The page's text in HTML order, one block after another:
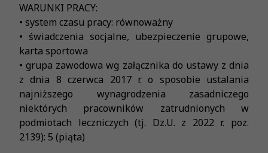
WARUNKI PRACY:
• system czasu pracy: równoważny
• świadczenia socjalne, ubezpieczenie grupowe,
karta sportowa
• grupa zawodowa wg załącznika do ustawy z dnia
z dnia 8 czerwca 2017 r. o sposobie ustalania
najniższego wynagrodzenia zasadniczego
niektórych pracowników zatrudnionych w
podmiotach leczniczych (tj. Dz.U. z 2022 r. poz.
2139): 5 (piąta)